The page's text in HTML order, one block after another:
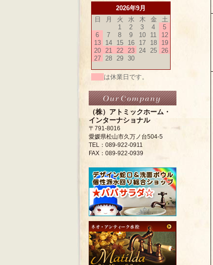
2026年9月
日
月 火 水 木 金
土
1
2 3 4
5
6
7 8 9 10 11
12
13
14 15 16 17 18
19
20
21 22 23 24 25
26
27
28 29 30
は休業日です。
（株）アトミックホーム・
インターナショナル
〒791-8016
愛媛県松山市久万ノ台504-5
TEL：089-922-0911
FAX：089-922-0939